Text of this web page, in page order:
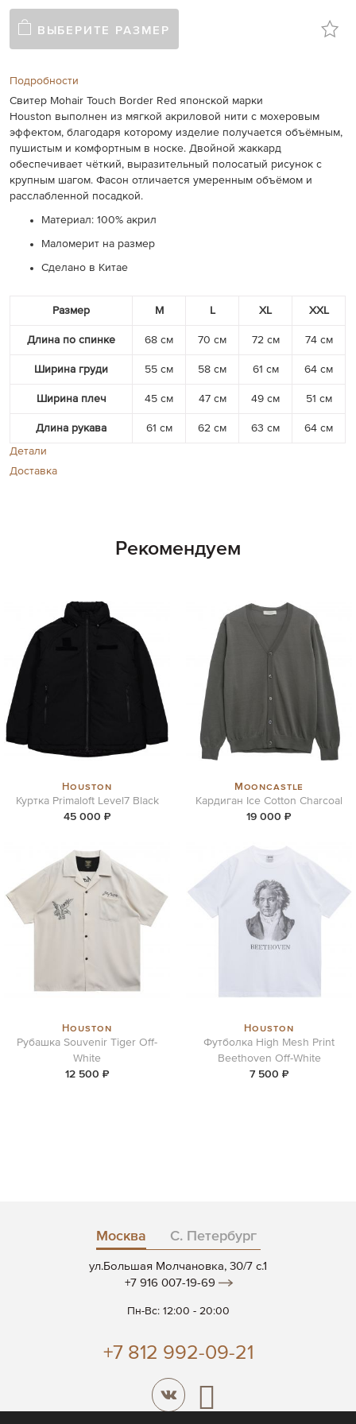
ВЫБЕРИТЕ РАЗМЕР
Подробности
Свитер Mohair Touch Border Red японской марки
Houston выполнен из мягкой акриловой нити с мохеровым
эффектом, благодаря которому изделие получается объёмным,
пушистым и комфортным в носке. Двойной жаккард
обеспечивает чёткий, выразительный полосатый рисунок с
крупным шагом. Фасон отличается умеренным объёмом и
расслабленной посадкой.
Материал: 100% акрил
Маломерит на размер
Сделано в Китае
Размер M L XL XXL
Длина по спинке 68 см 70 см 72 см 74 см
Ширина груди 55 см 58 см 61 см 64 см
Ширина плеч 45 см 47 см 49 см 51 см
Длина рукава 61 см 62 см 63 см 64 см
Детали
Доставка
Рекомендуем
Houston
Куртка Primaloft Level7 Black
45 000 ₽
Mooncastle
Кардиган Ice Cotton Charcoal
19 000 ₽
Houston
Рубашка Souvenir Tiger Off-
White
12 500 ₽
Houston
Футболка High Mesh Print
Beethoven Off-White
7 500 ₽
Москва С. Петербург
ул.Большая Молчановка, 30/7 c.1
+7 916 007-19-69
Пн-Вс: 12:00 - 20:00
+7 812 992-09-21